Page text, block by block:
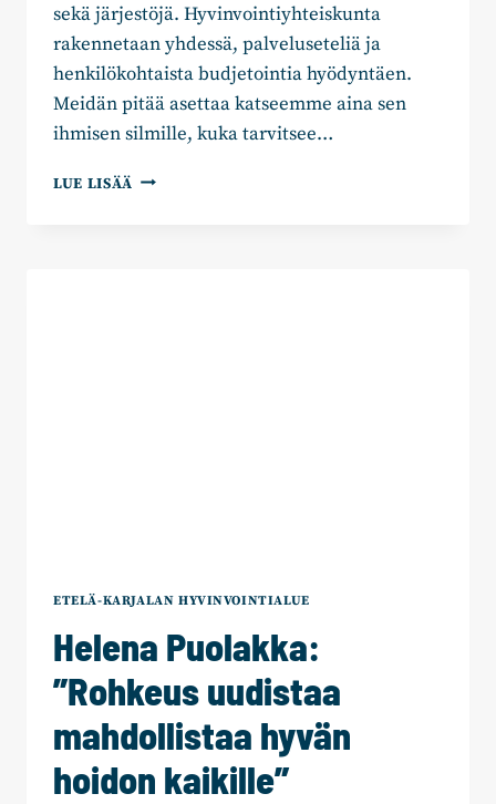
sekä järjestöjä. Hyvinvointiyhteiskunta
rakennetaan yhdessä, palveluseteliä ja
henkilökohtaista budjetointia hyödyntäen.
Meidän pitää asettaa katseemme aina sen
ihmisen silmille, kuka tarvitsee…
LUE LISÄÄ CHRISTA
ETELÄ-KARJALAN HYVINVOINTIALUE
Helena Puolakka:
”Rohkeus uudistaa
mahdollistaa hyvän
hoidon kaikille”